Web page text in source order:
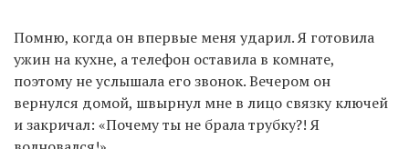
Помню, когда он впервые меня ударил. Я готовила
ужин на кухне, а телефон оставила в комнате,
поэтому не услышала его звонок. Вечером он
вернулся домой, швырнул мне в лицо связку ключей
и закричал: «Почему ты не брала трубку?! Я